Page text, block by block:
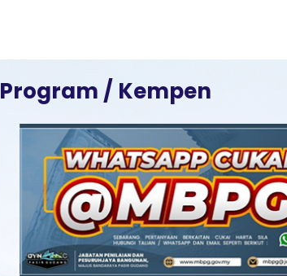
Program / Kempen